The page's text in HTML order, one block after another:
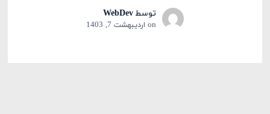
توسطWebDev
on اردیبهشت 7, 1403